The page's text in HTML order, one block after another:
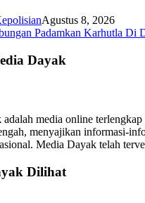
Agustus 8, 2026
Padamkan Karhutla Di
Dayak
adalah media online
menyajikan informasi-
Media Dayak telah
Dilihat